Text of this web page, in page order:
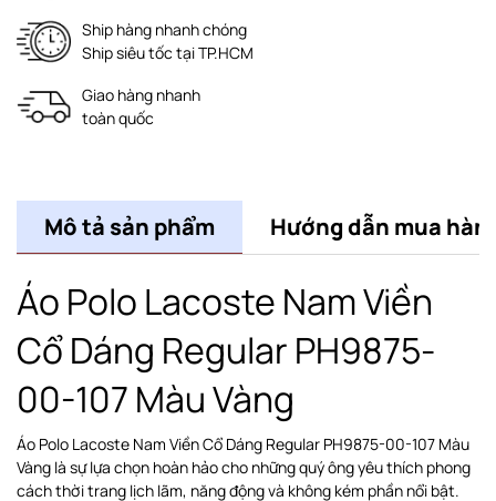
Ship hàng nhanh chóng
Ship siêu tốc tại TP.HCM
Giao hàng nhanh
toàn quốc
Mô tả sản phẩm Hướng dẫn mua
Áo Polo Lacoste Nam Viền
Cổ Dáng Regular PH9875-
00-107 Màu Vàng
Áo Polo Lacoste Nam Viền Cổ Dáng Regular PH9875-00-107 Màu
Vàng là sự lựa chọn hoàn hảo cho những quý ông yêu thích phong
cách thời trang lịch lãm, năng động và không kém phần nổi bật.